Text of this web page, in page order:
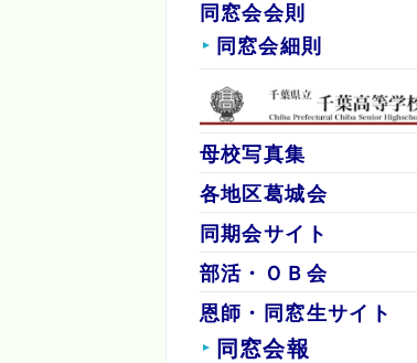
同窓会会則
同窓会細則
母校写真集
各地区葛城会
同期会サイト
部活・ＯＢ会
恩師・同窓生サイト
同窓会報